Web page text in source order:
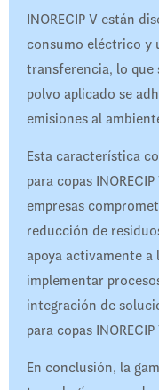
INORECIP V están
consumo eléctrico y
transferencia, lo que
polvo aplicado se
emisiones al
Esta característica
para copas
empresas
reducción de
apoya activamente a
implementar
integración de
para copas INORECIP
En conclusión, la